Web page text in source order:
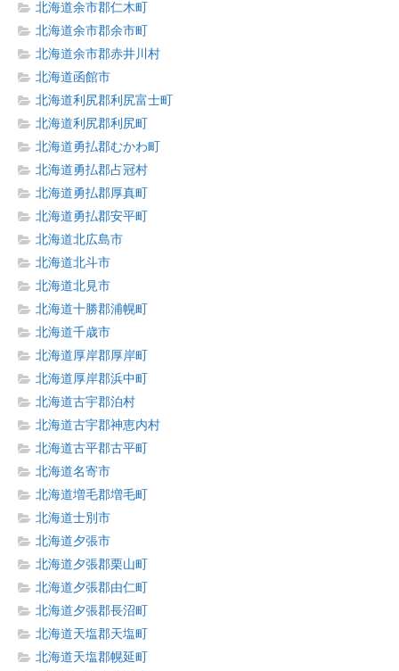
北海道余市郡仁木町
北海道余市郡余市町
北海道余市郡赤井川村
北海道函館市
北海道利尻郡利尻富士町
北海道利尻郡利尻町
北海道勇払郡むかわ町
北海道勇払郡占冠村
北海道勇払郡厚真町
北海道勇払郡安平町
北海道北広島市
北海道北斗市
北海道北見市
北海道十勝郡浦幌町
北海道千歳市
北海道厚岸郡厚岸町
北海道厚岸郡浜中町
北海道古宇郡泊村
北海道古宇郡神恵内村
北海道古平郡古平町
北海道名寄市
北海道増毛郡増毛町
北海道士別市
北海道夕張市
北海道夕張郡栗山町
北海道夕張郡由仁町
北海道夕張郡長沼町
北海道天塩郡天塩町
北海道天塩郡幌延町